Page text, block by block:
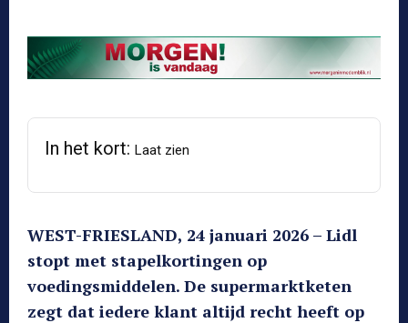
In het kort: Laat zien
WEST-FRIESLAND, 24 januari 2026 – Lidl
stopt met stapelkortingen op
voedingsmiddelen. De supermarktketen
zegt dat iedere klant altijd recht heeft op